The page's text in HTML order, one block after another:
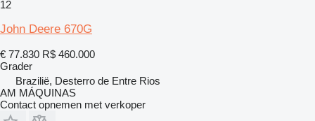
12
John Deere 670G
€ 77.830 R$ 460.000
Grader
Brazilië, Desterro de Entre Rios
AM MÁQUINAS
Contact opnemen met verkoper